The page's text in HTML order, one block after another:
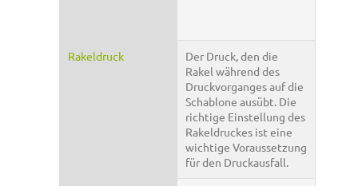
Rakeldruck
Der Druck, den die
Rakel während des
Druckvorganges auf die
Schablone ausübt. Die
richtige Einstellung des
Rakeldruckes ist eine
wichtige Voraussetzung
für den Druckausfall.